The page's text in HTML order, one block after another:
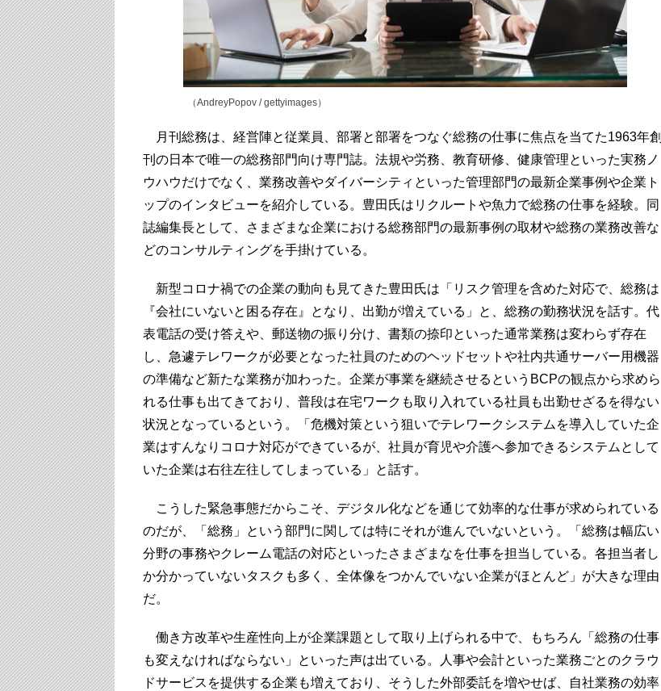
（AndreyPopov / gettyimages）
月刊総務は、経営陣と従業員、部署と部署をつなぐ総務の仕事に焦点を当てた1963年創
刊の日本で唯一の総務部門向け専門誌。法規や労務、教育研修、健康管理といった実務ノ
ウハウだけでなく、業務改善やダイバーシティといった管理部門の最新企業事例や企業ト
ップのインタビューを紹介している。豊田氏はリクルートや魚力で総務の仕事を経験。同
誌編集長として、さまざまな企業における総務部門の最新事例の取材や総務の業務改善な
どのコンサルティングを手掛けている。
新型コロナ禍での企業の動向も見てきた豊田氏は「リスク管理を含めた対応で、総務は
『会社にいないと困る存在』となり、出勤が増えている」と、総務の勤務状況を話す。代
表電話の受け答えや、郵送物の振り分け、書類の捺印といった通常業務は変わらず存在
し、急遽テレワークが必要となった社員のためのヘッドセットや社内共通サーバー用機器
の準備など新たな業務が加わった。企業が事業を継続させるというBCPの観点から求めら
れる仕事も出てきており、普段は在宅ワークも取り入れている社員も出勤せざるを得ない
状況となっているという。「危機対策という狙いでテレワークシステムを導入していた企
業はすんなりコロナ対応ができているが、社員が育児や介護へ参加できるシステムとして
いた企業は右往左往してしまっている」と話す。
こうした緊急事態だからこそ、デジタル化などを通じて効率的な仕事が求められている
のだが、「総務」という部門に関しては特にそれが進んでいないという。「総務は幅広い
分野の事務やクレーム電話の対応といったさまざまなを仕事を担当している。各担当者し
か分かっていないタスクも多く、全体像をつかんでいない企業がほとんど」が大きな理由
だ。
働き方改革や生産性向上が企業課題として取り上げられる中で、もちろん「総務の仕事
も変えなければならない」といった声は出ている。人事や会計といった業務ごとのクラウ
ドサービスを提供する企業も増えており、そうした外部委託を増やせば、自社業務の効率